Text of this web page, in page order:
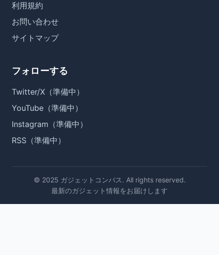
利用規約
お問い合わせ
サイトマップ
フォローする
Twitter/X（準備中）
YouTube（準備中）
Instagram（準備中）
RSS（準備中）
© 2025 ガジェットコンパス. All rights reserved.
最新のガジェット情報をお届けします